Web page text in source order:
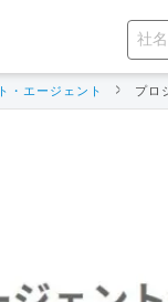
・エージェント プロ